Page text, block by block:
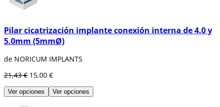
Pilar cicatrización implante conexión interna de 4.0 y
5.0mm (5mmØ)
de NORICUM IMPLANTS
21,43 € 15,00 €
Ver opciones Ver opciones